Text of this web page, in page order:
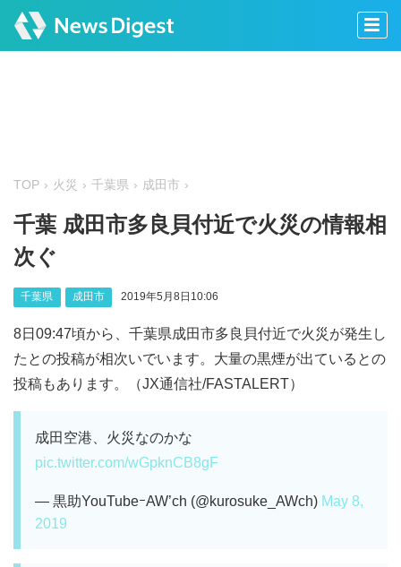
TOP 火災 千葉県 成田市
千葉 成田市多良貝付近で火災の情報相
次ぐ
千葉県 成田市 2019年5月8日10:06
8日09:47頃から、千葉県成田市多良貝付近で火災が発生し
たとの投稿が相次いでいます。大量の黒煙が出ているとの
投稿もあります。（JX通信社/FASTALERT）
成田空港、火災なのかな
pic.twitter.com/wGpknCB8gF
— 黒助YouTubeｰAW’ch (@kurosuke_AWch) May 8,
2019